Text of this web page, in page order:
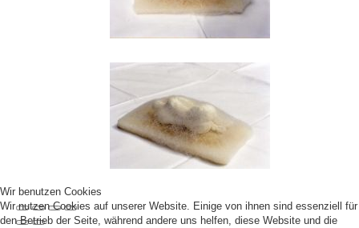
Wir benutzen Cookies
Wir nutzen Cookies auf unserer Website. Einige von ihnen sind essenziell für
den Betrieb der Seite, während andere uns helfen, diese Website und die